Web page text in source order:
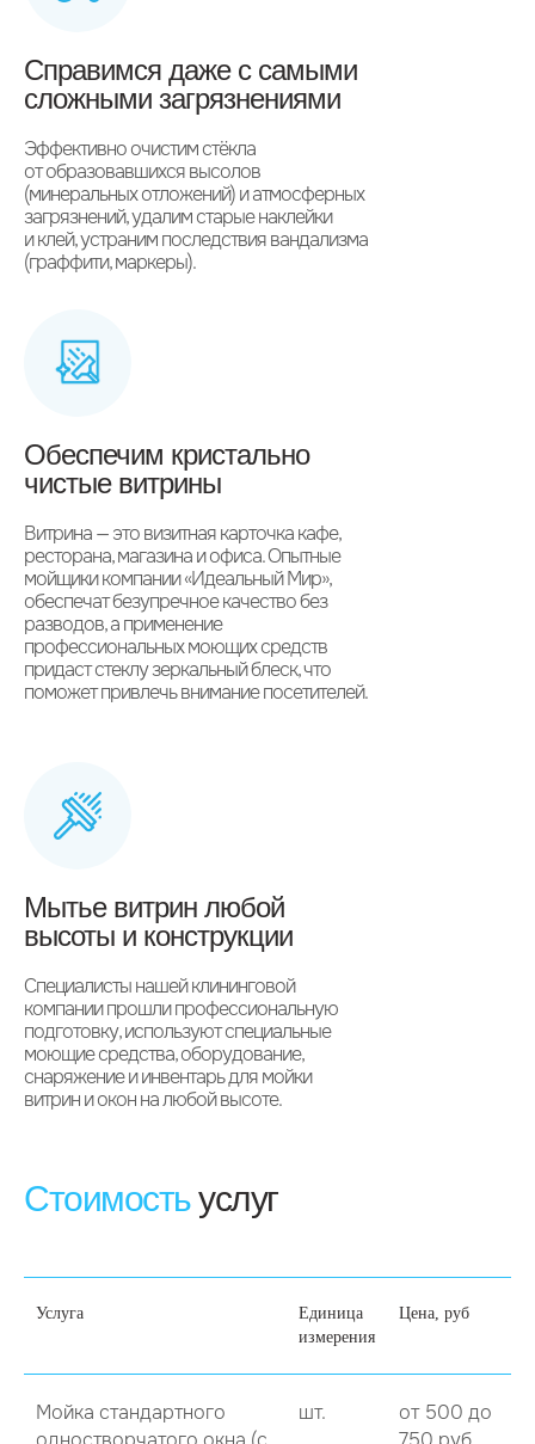
Справимся даже с самыми
сложными загрязнениями
Эффективно очистим стёкла
от образовавшихся высолов
(минеральных отложений) и атмосферных
загрязнений, удалим старые наклейки
и клей, устраним последствия вандализма
(граффити, маркеры).
Обеспечим кристально
чистые витрины
Витрина — это визитная карточка кафе,
ресторана, магазина и офиса. Опытные
мойщики компании «Идеальный Мир»,
обеспечат безупречное качество без
разводов, а применение
профессиональных моющих средств
придаст стеклу зеркальный блеск, что
поможет привлечь внимание посетителей.
Мытье витрин любой
высоты и конструкции
Специалисты нашей клининговой
компании прошли профессиональную
подготовку, используют специальные
моющие средства, оборудование,
снаряжение и инвентарь для мойки
витрин и окон на любой высоте.
Стоимостьуслуг
Услуга
Единица
измерения
Цена, руб
Мойка стандартного
шт.
от 500 до